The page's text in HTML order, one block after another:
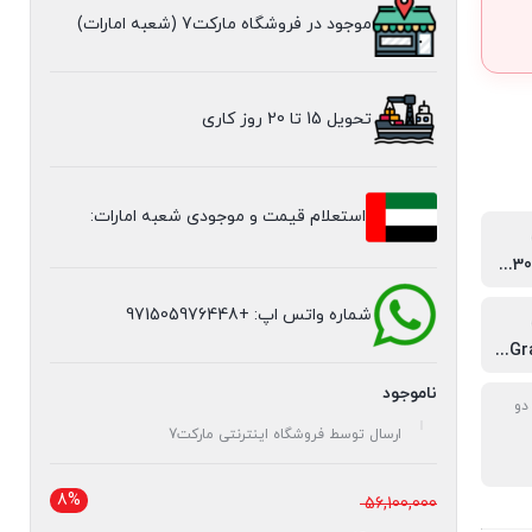
Core i5 7300U 2.6GHz
Intel UHD Graphics 620
موجود در فروشگاه مارکت7 (شعبه امارات)
تحویل 15 تا 20 روز کاری
استعلام قیمت و موجودی شعبه امارات:
شماره واتس اپ: +971505976448
ناموجود
ارسال توسط فروشگاه اینترنتی مارکت7
8% 56,100,000قیمت